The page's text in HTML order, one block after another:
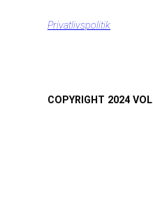
Privatlivspolitik
COPYRIGHT 2024